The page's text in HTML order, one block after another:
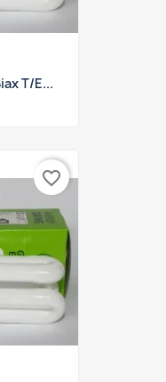
T/E...
favorite_border